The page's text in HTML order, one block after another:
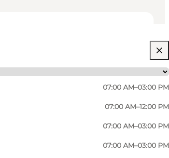
07:00 AM–03:00 PM
07:00 AM–12:00 PM
07:00 AM–03:00 PM
07:00 AM–03:00 PM